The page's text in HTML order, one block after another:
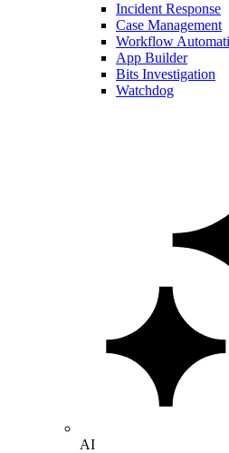
Incident Response
Case Management
Workflow
App Builder
Bits Investigation
Watchdog
AI